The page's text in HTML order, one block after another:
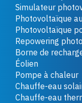
Simulateur
Photovoltaïque
Photovoltaïque
Repowering
Borne de
Éolien
Pompe à chaleur
Chauffe-eau
Chauffe-eau